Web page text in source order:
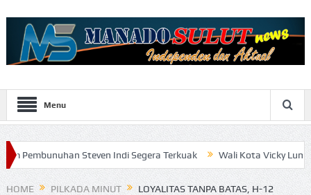
Menu
Steven Indi Segera Terkuak Wali Kota Vicky Lumentut
HOME PILKADA MINUT
LOYALITAS TANPA BATAS, H-12